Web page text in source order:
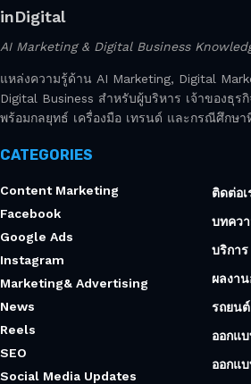
inDigital
AI Marketing & Digital Business
แหล่งความรู้ด้าน AI Marketing, Digital
Digital Business สำหรับผู้บริหาร เจ้าของธุร
พร้อมกลยุทธ์ เครื่องมือ เทรนด์ และกรณีศึกษา
CATEGORIES
Content Marketing
Facebook
Google Ads
Instagram
Marketing& Advertising
News
Reels
SEO
Social Media Updates
ติดต่อเ
บทคว
บริการ
ผลงา
รถยนต์
ออกแ
ออกแ